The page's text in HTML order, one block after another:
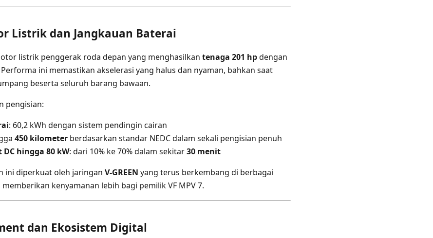
Listrik dan Jangkauan Baterai
listrik penggerak roda depan yang menghasilkan tenaga 201 hpdengan
Performa ini memastikan akselerasi yang halus dan nyaman, bahkan saat
beserta seluruh barang bawaan.
pengisian:
: 60,2 kWh dengan sistem pendingin cairan
450 kilometer berdasarkan standar NEDC dalam sekali pengisian penuh
hingga 80 kW: dari 10% ke 70% dalam sekitar30 menit
ini diperkuat oleh jaringan V-GREEN yang terus berkembang di berbagai
kenyamanan lebih bagi pemilik VF MPV 7.
dan Ekosistem Digital